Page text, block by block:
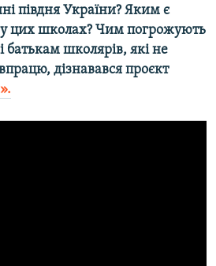
півдня України? Яким є
цих школах? Чим погрожують
батькам школярів, які не
дізнавався проєкт